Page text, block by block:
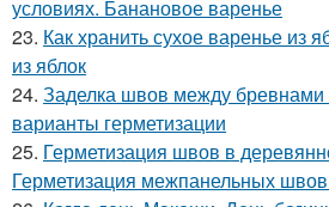
условиях. Банановое варенье
23. Как хранить сухое варенье из
из яблок
24. Заделка швов между
варианты герметизации
25. Герметизация швов в
Герметизация межпанельных